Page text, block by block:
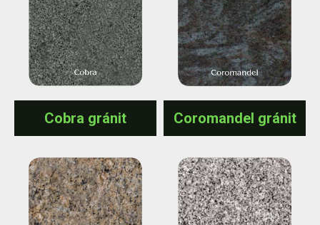
Cobra gránit Coromandel gránit